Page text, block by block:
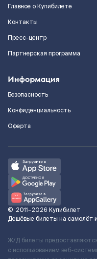
Главное о Купибилете
Контакты
Пресс-центр
Партнерская программа
Информация
Безопасность
Конфиденциальность
Оферта
© 2011–2026 Купибилет
Дешёвые билеты на самолёт
Ж/Д билеты
с использованием веб-